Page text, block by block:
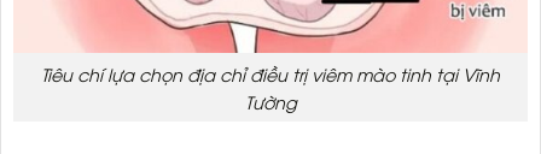
Tiêu chí lựa chọn địa chỉ điều trị viêm mào tinh tại Vĩnh
Tường